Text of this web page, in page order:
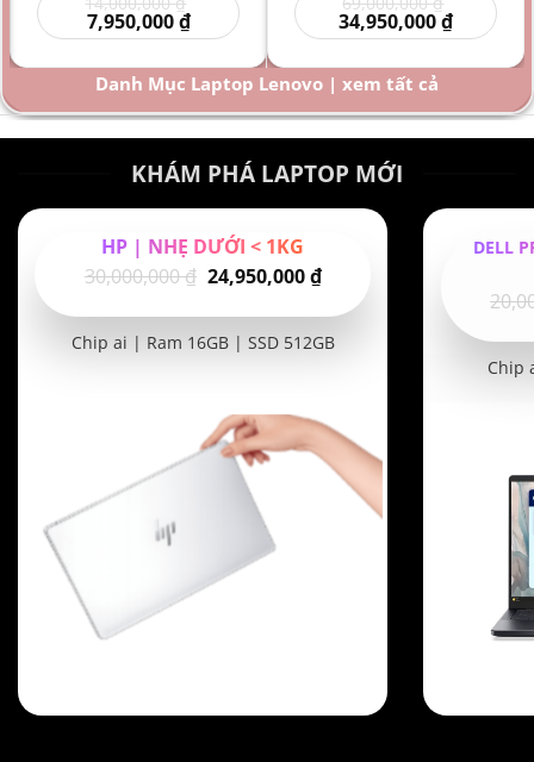
Graphics/ 14 inch –
Laptop doanh nhân/
Laptop bền bỉ/ Laptop
hiệu năng mạnh giá rẻ
gốc
là:
14,000,000 ₫.
7,950,000₫Giá
hiện
là:
7,950,000 ₫.
Laptop AI Doanh Nhân
Siêu Cao Cấp Mỏng Nhẹ
gốc
là:
34,950,000₫Giá
hiện
là:
₫.
Danh Mục Laptop Lenovo | xem tất cả
KHÁM PHÁ LAPTOP MỚI
HP | NHẸ DƯỚI < 1KG
30,000,000₫ Giá
là:
24,950,000₫Giá
hiện
tại
Chip ai | Ram 16GB | SSD 512GB
DELL
Chip